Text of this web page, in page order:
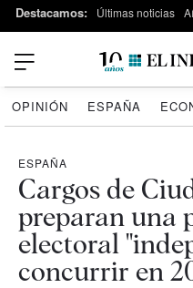
Destacamos: Últimas noticias
OPINIÓN ESPAÑA
ESPAÑA
Cargos de
preparan una
electoral
concurrir en